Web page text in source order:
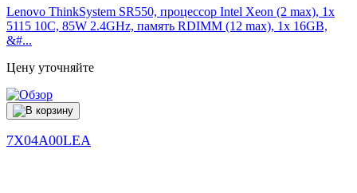
Lenovo ThinkSystem SR550, процессор Intel Xeon (2 max), 1x
5115 10C, 85W 2.4GHz, память RDIMM (12 max), 1x 16GB,
&#...
Цену уточняйте
7X04A00LEA